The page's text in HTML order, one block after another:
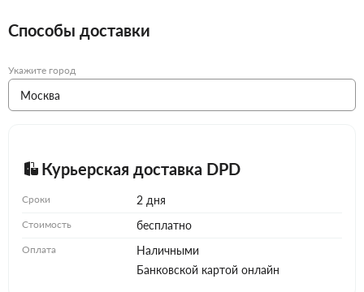
Способы доставки
Укажите город
Курьерская доставка DPD
Сроки 2 дня
Стоимость бесплатно
Оплата
Наличными
Банковской картой онлайн